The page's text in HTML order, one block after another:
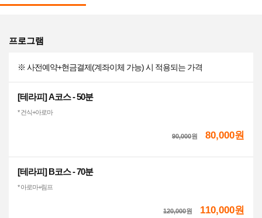
프로그램
※ 사전예약+현금결제(계좌이체 가능) 시 적용되는 가격
[테라피] A코스 - 50분
* 건식+아로마
90,000원 80,000원
[테라피] B코스 - 70분
* 아로마+림프
120,000원 110,000원